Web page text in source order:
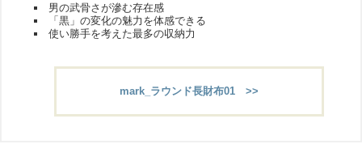
男の武骨さが滲む存在感
「黒」の変化の魅力を体感できる
使い勝手を考えた最多の収納力
mark_ラウンド長財布01 >>